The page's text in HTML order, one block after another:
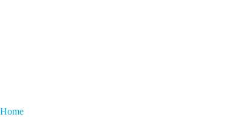
Home